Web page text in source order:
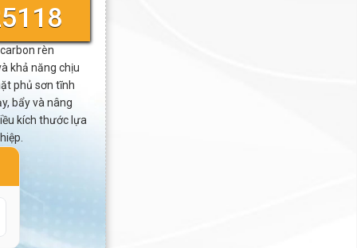
rèn
khả năng chịu
phủ sơn tĩnh
bẩy và nâng
kích thước lựa